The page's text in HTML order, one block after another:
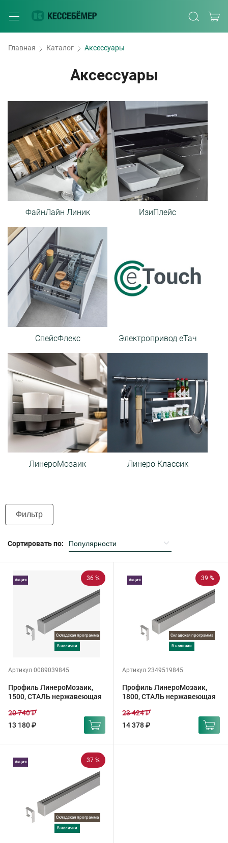
Главная Каталог Аксессуары
Аксессуары
ФайнЛайн Линик ИзиПлейс
СпейсФлекс Электропривод еТач
ЛинероМозаик Линеро Классик
Фильтр
Сортировать по:
36 %
Складская программа
в наличии
Акция
Артикул 0089039845
Профиль ЛинероМозаик,
1500, СТАЛЬ нержавеющая
13 180 ₽
20 740 ₽
39 %
Складская программа
в наличии
Акция
Артикул 2349519845
Профиль ЛинероМозаик,
1800, СТАЛЬ нержавеющая
14 378 ₽
23 424 ₽
37 %
Складская программа
в наличии
Акция